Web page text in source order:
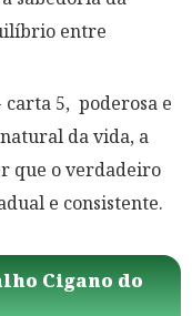
entre
carta 5, poderosa e
da vida, a
que o verdadeiro
e consistente.
Cigano do